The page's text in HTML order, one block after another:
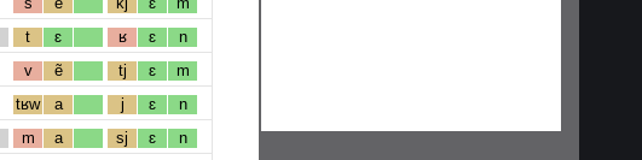
t ɛ ʁ ɛ n
v ẽ tj ɛ m
tʁw a j ɛ n
m a sj ɛ n